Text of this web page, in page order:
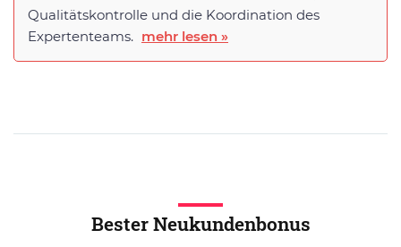
Qualitätskontrolle und die Koordination des
Expertenteams. mehr lesen »
Bester Neukundenbonus